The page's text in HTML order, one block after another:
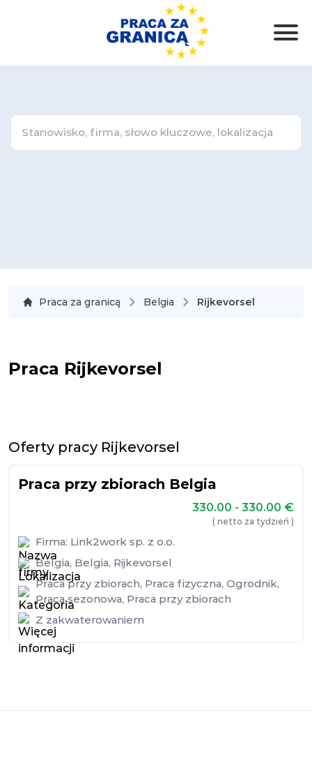
Praca za granicą Belgia Rijkevorsel
Praca Rijkevorsel
Oferty pracy Rijkevorsel
Praca przy zbiorach Belgia
330.00 - 330.00 €
( netto za tydzień )
Firma: Link2work sp. z o.o.
Belgia, Belgia, Rijkevorsel
Praca przy zbiorach, Praca fizyczna, Ogrodnik,
Praca sezonowa, Praca przy zbiorach
Z zakwaterowaniem